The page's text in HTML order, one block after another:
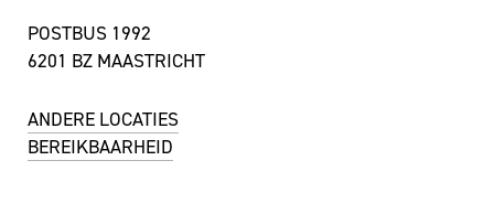
POSTBUS 1992
6201 BZ MAASTRICHT
ANDERE LOCATIES
BEREIKBAARHEID